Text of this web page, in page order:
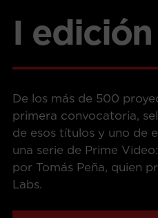
I edición
De los más de 500
primera convocatoria,
de esos títulos y uno de
una serie de Prime
por Tomás Peña, quien
Labs.